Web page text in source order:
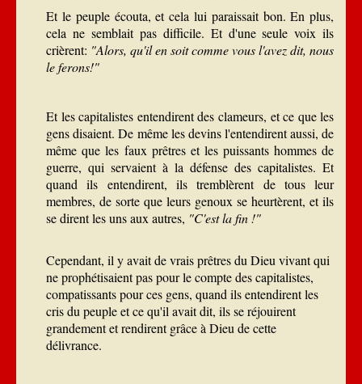
Et le peuple écouta, et cela lui paraissait bon. En plus,
cela ne semblait pas difficile. Et d'une seule voix ils
crièrent: "Alors, qu'il en soit comme vous l'avez dit, nous
le ferons!"
Et les capitalistes entendirent des clameurs, et ce que les
gens disaient. De même les devins l'entendirent aussi, de
même que les faux prêtres et les puissants hommes de
guerre, qui servaient à la défense des capitalistes. Et
quand ils entendirent, ils tremblèrent de tous leur
membres, de sorte que leurs genoux se heurtèrent, et ils
se dirent les uns aux autres, "C'est la fin !"
Cependant, il y avait de vrais prêtres du Dieu vivant qui
ne prophétisaient pas pour le compte des capitalistes,
compatissants pour ces gens, quand ils entendirent les
cris du peuple et ce qu'il avait dit, ils se réjouirent
grandement et rendirent grâce à Dieu de cette
délivrance.